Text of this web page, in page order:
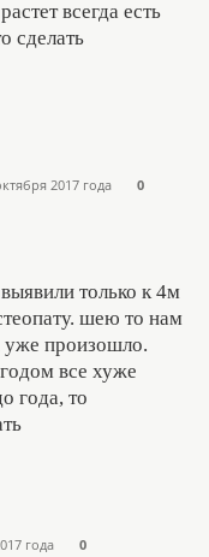
всегда есть
сделать
2017 года 0
только к 4м
шею то нам
уже произошло.
все хуже
года, то
года 0